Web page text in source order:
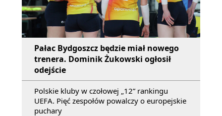
Pałac Bydgoszcz będzie miał nowego
trenera. Dominik Żukowski ogłosił
odejście
Polskie kluby w czołowej „12” rankingu
UEFA. Pięć zespołów powalczy o europejskie
puchary